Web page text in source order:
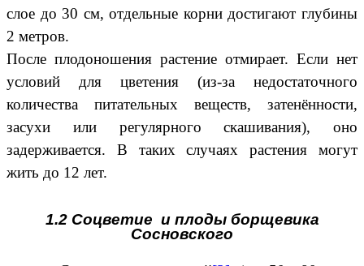
слое до 30 см, отдельные корни достигают глубины
2 метров.
После плодоношения растение отмирает. Если нет
условий для цветения (из-за недостаточного
количества питательных веществ, затенённости,
засухи или регулярного скашивания), оно
задерживается. В таких случаях растения могут
жить до 12 лет.
1.2 Соцветие и плоды борщевика
Сосновского